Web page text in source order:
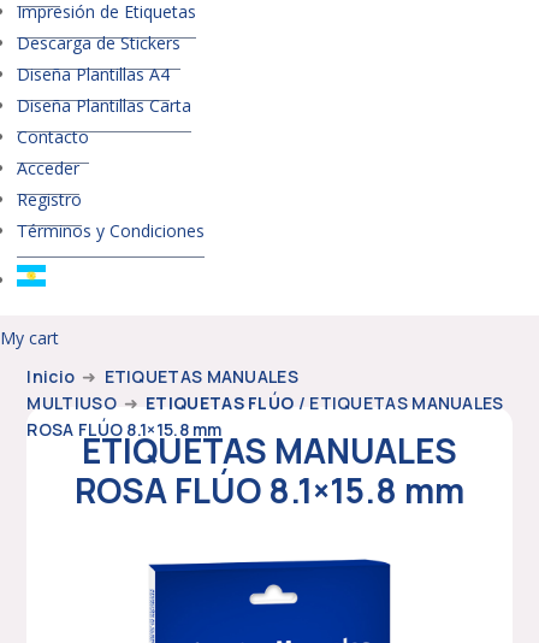
Impresión de Etiquetas
Descarga de Stickers
Diseña Plantillas A4
Diseña Plantillas Carta
Contacto
Acceder
Registro
Términos y Condiciones
My cart
Inicio ➜ ETIQUETAS MANUALES
MULTIUSO ➜ ETIQUETAS FLÚO / ETIQUETAS MANUALES
ROSA FLÚO 8.1×15.8 mm
ETIQUETAS MANUALES
ROSA FLÚO 8.1×15.8 mm